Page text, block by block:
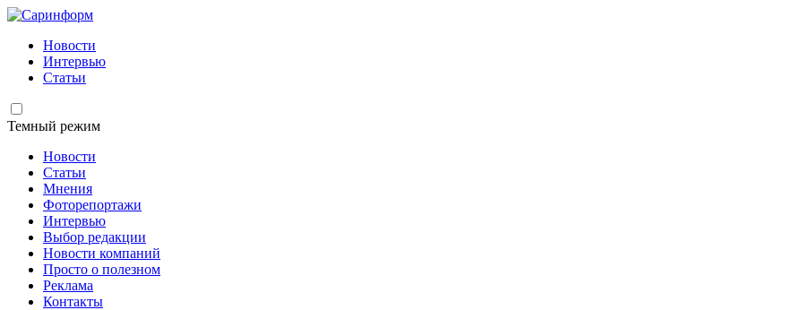
Новости
Интервью
Статьи
Темный режим
Новости
Статьи
Мнения
Фоторепортажи
Интервью
Выбор редакции
Новости компаний
Просто о полезном
Реклама
Контакты